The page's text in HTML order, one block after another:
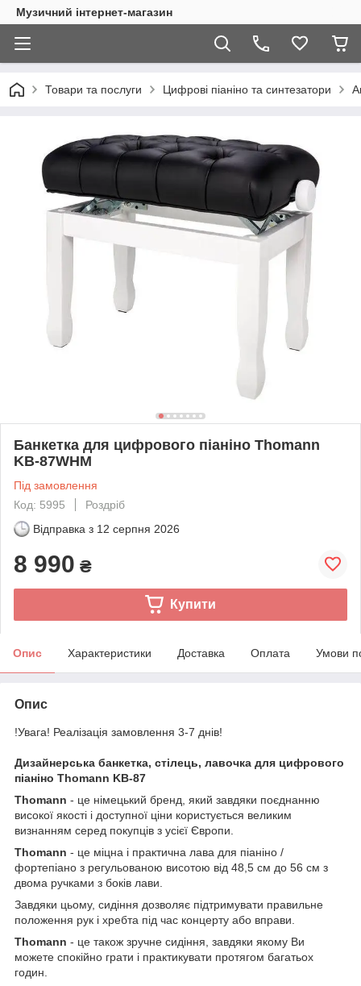
Музичний інтернет-магазин
Товари та послуги Цифрові піаніно та синтезатори
Банкетка для цифрового піаніно Thomann
KB-87WHM
Під замовлення
Код: 5995
Роздріб
Відправка з 12 серпня 2026
8 990 ₴
Купити
Опис Характеристики Доставка Оплата Умови
Опис
!Увага! Реалізація замовлення 3-7 днів!
Дизайнерська банкетка, стілець, лавочка для цифрового
піаніно Thomann KB-87
Thomann - це німецький бренд, який завдяки поєднанню
високої якості і доступної ціни користується великим
визнанням серед покупців з усієї Європи.
Thomann - це міцна і практична лава для піаніно /
фортепіано з регульованою висотою від 48,5 см до 56 см з
двома ручками з боків лави.
Завдяки цьому, сидіння дозволяє підтримувати правильне
положення рук і хребта під час концерту або вправи.
Thomann - це також зручне сидіння, завдяки якому Ви
можете спокійно грати і практикувати протягом багатьох
годин.